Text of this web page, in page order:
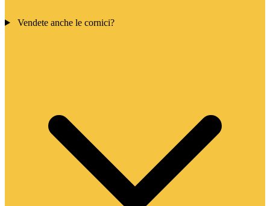
Vendete anche le cornici?